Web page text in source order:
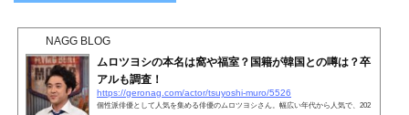
NAGG BLOG
ムロツヨシの本名は窩や福室？国籍が韓国との噂は？卒
アルも調査！
https://geronag.com/actor/tsuyoshi-muro/5526
個性派俳優として人気を集める俳優のムロツヨシさん。幅広い年代から人気で、202